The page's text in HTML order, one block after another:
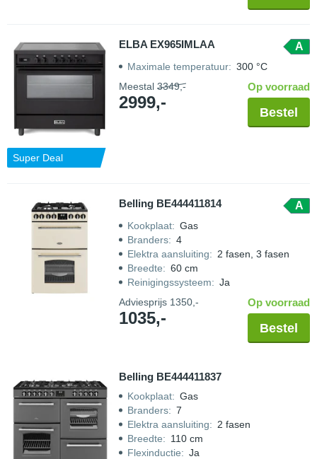
Super Deal
ELBA EX965IMLAA A
Maximale temperatuur: 300 °C
Meestal 3349,-
2999,-
Op voorraad
Bestel
Belling BE444411814 A
Kookplaat: Gas
Branders: 4
Elektra aansluiting: 2 fasen, 3 fasen
Breedte: 60 cm
Reinigingssysteem: Ja
Adviesprijs 1350,-
1035,-
Op voorraad
Bestel
Belling BE444411837
Kookplaat: Gas
Branders: 7
Elektra aansluiting: 2 fasen
Breedte: 110 cm
Flexinductie: Ja